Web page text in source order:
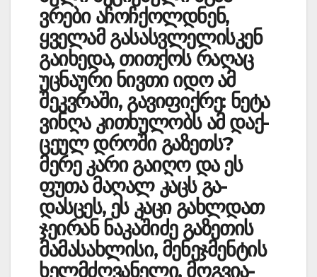
ვრები აჩოჩქო­ლდნენ,
ყველამ გასას­ვლელისკენ
გაიხედა, თით­ქოს რაღაც
უცნაური ნივთი იდო ამ
შეკვრაში, გავიფიქრე: ნეტა
ვინღა კითხულობს ამ დაქ­
ცეულ დრო­ში გაზეთს?
მერე კარი გაიღო და ეს
ფუთა მაღალ კაცს გა­
დასცეს, ეს კაცი გახ­ლდათ
ჯე­ირან ნაკაშიძე გა­ზეთის
მა­მასახლისი, მენეჯმენტის
ხე­ლმძღვანელი, მოგ­ვია­